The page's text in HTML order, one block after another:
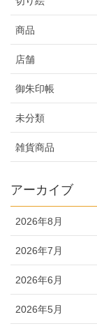
商品
店舗
御朱印帳
未分類
雑貨商品
アーカイブ
2026年8月
2026年7月
2026年6月
2026年5月